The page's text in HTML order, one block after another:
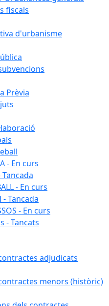
fiscals
d'urbanisme
Prèvia
- En curs
- En curs
Tancada
- En curs
- Tancats
adjudicats
menors (històric)